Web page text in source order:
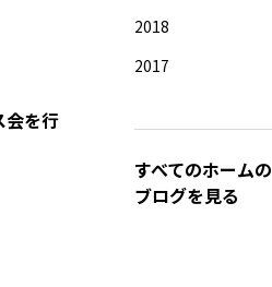
会を行
2018
2017
すべてのホームの
ブログを見る